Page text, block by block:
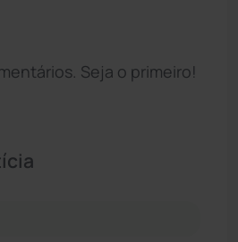
Seja o primeiro!